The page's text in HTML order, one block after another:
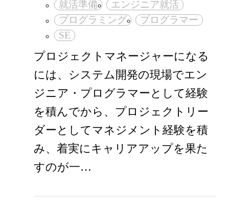
就活準備
エンジニア就活
プログラミング
プログラマー
SE
プロジェクトマネージャーになる
には、システム開発の現場でエン
ジニア・プログラマーとして経験
を積んでから、プロジェクトリー
ダーとしてマネジメント経験を積
み、着実にキャリアアップを果た
すのが一…